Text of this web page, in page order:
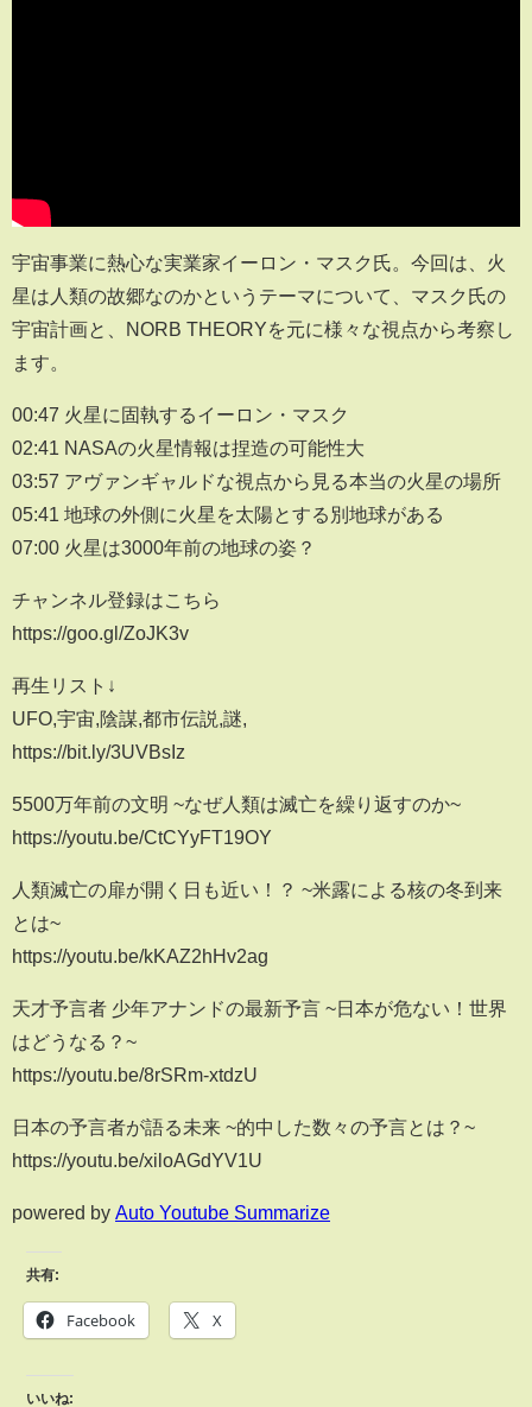
宇宙事業に熱心な実業家イーロン・マスク氏。今回は、火
星は人類の故郷なのかというテーマについて、マスク氏の
宇宙計画と、NORB THEORYを元に様々な視点から考察し
ます。
00:47 火星に固執するイーロン・マスク
02:41 NASAの火星情報は捏造の可能性大
03:57 アヴァンギャルドな視点から見る本当の火星の場所
05:41 地球の外側に火星を太陽とする別地球がある
07:00 火星は3000年前の地球の姿？
チャンネル登録はこちら
https://goo.gl/ZoJK3v
再生リスト↓
UFO,宇宙,陰謀,都市伝説,謎,
https://bit.ly/3UVBsIz
5500万年前の文明 ~なぜ人類は滅亡を繰り返すのか~
https://youtu.be/CtCYyFT19OY
人類滅亡の扉が開く日も近い！？ ~米露による核の冬到来
とは~
https://youtu.be/kKAZ2hHv2ag
天才予言者 少年アナンドの最新予言 ~日本が危ない！世界
はどうなる？~
https://youtu.be/8rSRm-xtdzU
日本の予言者が語る未来 ~的中した数々の予言とは？~
https://youtu.be/xiloAGdYV1U
powered by Auto Youtube Summarize
共有:
Facebook X
いいね: